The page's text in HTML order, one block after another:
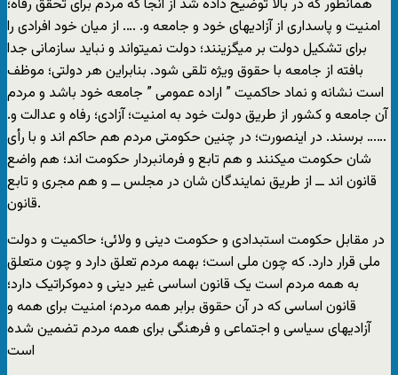
همانطور که در بالا توضیح داده شد از آنجا که مردم برای تحقق رفاه؛
امنیت و پاسداری از آزادیهای خود و جامعه و. …. از میان خود افرادی را
برای تشکیل دولت بر میگزینند؛ دولت نمیتواند و نباید سازمانی جدا
بافته از جامعه با حقوق ویژه تلقی شود. بنابراین هر دولتی؛ موظف
است نشانه و نماد حاکمیت ” اراده عمومی ” جامعه خود باشد و مردم
آن جامعه و کشور از طریق دولت خود به امنیت؛ آزادی؛ رفاه و عدالت و.
…… برسند. در اینصورت؛ در چنین حکومتی مردم هم حاکم اند و با رأی
شان حکومت میکنند و هم تابع و فرمانبردار حکومت اند؛ هم واضع
قانون اند ــ از طریق نمایندگان شان در مجلس ــ و هم مجری و تابع
قانون.
در مقابل حکومت استبدادی و حکومت دینی و ولائی؛ حاکمیت و دولت
ملی قرار دارد. که چون ملی است؛ بهمه مردم تعلق دارد و چون متعلق
به همه مردم است یک قانون اساسی غیر دینی و دموکراتیک دارد؛
قانون اساسی که در آن حقوق برابر همه مردم؛ امنیت برای همه و
آزادیهای سیاسی و اجتماعی و فرهنگی برای همه مردم تضمین شده
است